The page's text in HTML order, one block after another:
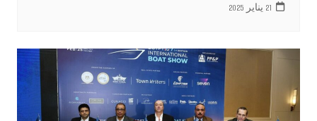
21 يناير 2025